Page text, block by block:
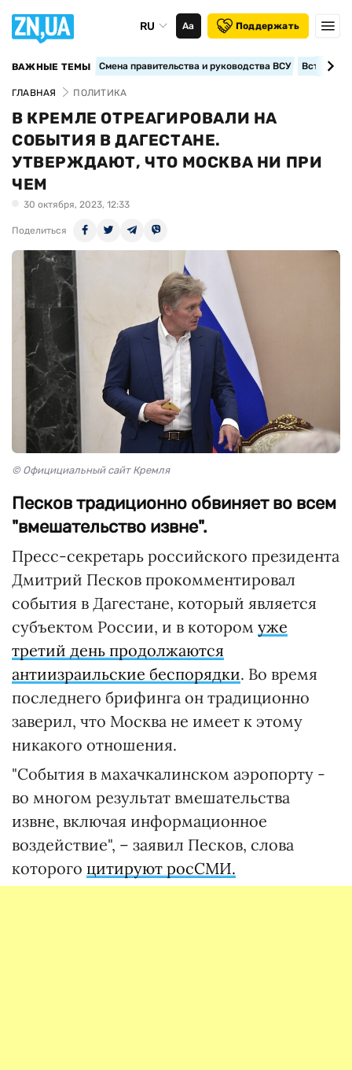
RU Аа Поддержать
ВАЖНЫЕ ТЕМЫ Смена правительства и руководства ВСУ
ГЛАВНАЯ ПОЛИТИКА
В КРЕМЛЕ ОТРЕАГИРОВАЛИ НА
СОБЫТИЯ В ДАГЕСТАНЕ.
УТВЕРЖДАЮТ, ЧТО МОСКВА НИ ПРИ
ЧЕМ
30 октября, 2023, 12:33
Поделиться
© Официциальный сайт Кремля
Песков традиционно обвиняет во всем
"вмешательство извне".
Пресс-секретарь российского президента
Дмитрий Песков прокомментировал
события в Дагестане, который является
субъектом России, и в котором уже
третий день продолжаются
антиизраильские беспорядки. Во время
последнего брифинга он традиционно
заверил, что Москва не имеет к этому
никакого отношения.
"События в махачкалинском аэропорту -
во многом результат вмешательства
извне, включая информационное
воздействие", – заявил Песков, слова
которого цитируют росСМИ.